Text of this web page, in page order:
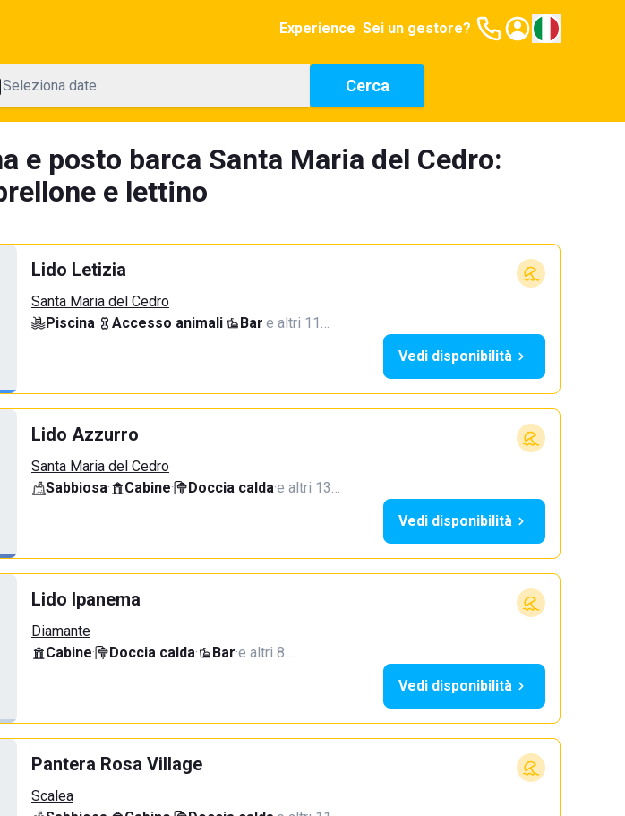
Experience Sei un gestore?
Seleziona date Cerca
e posto barca Santa Maria del Cedro:
e lettino
Lido Letizia
Santa Maria del Cedro
Piscina· Accesso animali· Bar·e altri 11…
Vedi disponibilità
Lido Azzurro
Santa Maria del Cedro
Sabbiosa· Cabine· Doccia calda·e altri 13…
Vedi disponibilità
Lido Ipanema
Diamante
Cabine· Doccia calda· Bar·e altri 8…
Vedi disponibilità
Pantera Rosa Village
Scalea